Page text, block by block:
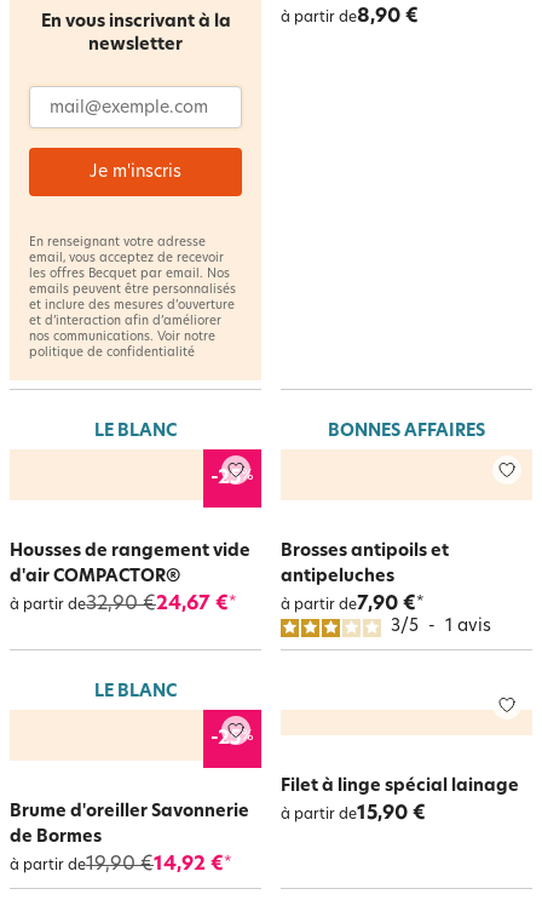
à partir de8,90 €
LE BLANC
-25%
Housses de rangement vide
d'air COMPACTOR®
à partir de32,90 €24,67 €*
BONNES AFFAIRES
Brosses antipoils et
antipeluches
à partir de7,90 €*
3/5 - 1 avis
LE BLANC
-25%
Brume d'oreiller Savonnerie
de Bormes
à partir de19,90 €14,92 €*
Filet à linge spécial lainage
à partir de15,90 €
En vous inscrivant à la
newsletter
Adresse email
Je m'inscris
En renseignant votre adresse
email, vous acceptez de recevoir
les offres Becquet par email. Nos
emails peuvent être personnalisés
et inclure des mesures d’ouverture
et d’interaction afin d’améliorer
nos communications. Voir notre
politique de confidentialité